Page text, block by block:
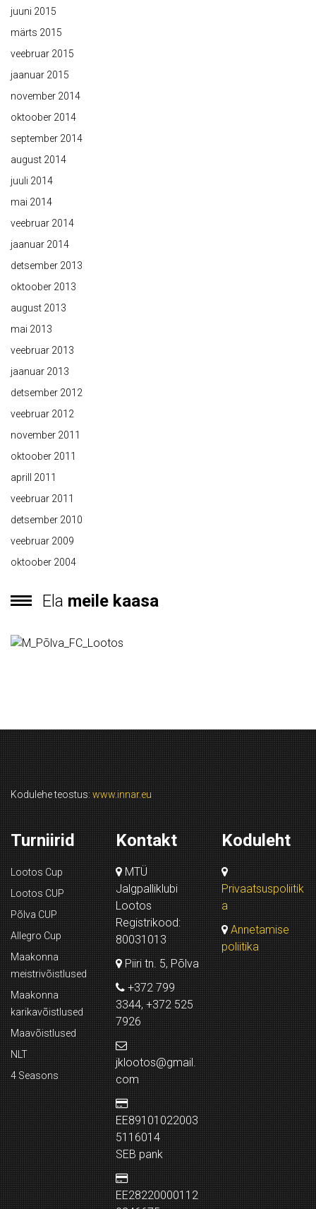
juuni 2015
märts 2015
veebruar 2015
jaanuar 2015
november 2014
oktoober 2014
september 2014
august 2014
juuli 2014
mai 2014
veebruar 2014
jaanuar 2014
detsember 2013
oktoober 2013
august 2013
mai 2013
veebruar 2013
jaanuar 2013
detsember 2012
veebruar 2012
november 2011
oktoober 2011
aprill 2011
veebruar 2011
detsember 2010
veebruar 2009
oktoober 2004
Ela meile kaasa
Kodulehe teostus: www.innar.eu
Turniirid
Lootos Cup
Lootos CUP
Põlva CUP
Allegro Cup
Maakonna
meistrivõistlused
Maakonna
karikavõistlused
Maavõistlused
NLT
4 Seasons
Kontakt
MTÜ
Jalgpalliklubi
Lootos
Registrikood:
80031013
Piiri tn. 5, Põlva
+372 799
3344, +372 525
7926
jklootos@gmail.
com
EE89101022003
5116014
SEB pank
EE28220000112
Koduleht
Privaatsuspoliitik
a
Annetamise
poliitika